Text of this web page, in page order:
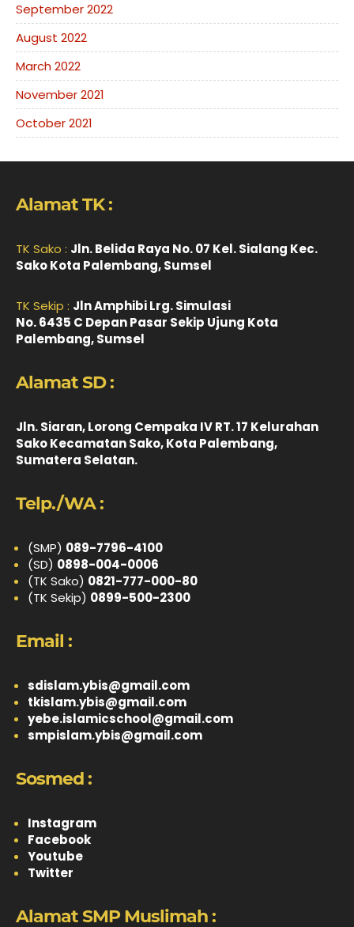
September 2022
August 2022
March 2022
November 2021
October 2021
Alamat TK :
TK Sako : Jln. Belida Raya No. 07 Kel. Sialang Kec.
Sako Kota Palembang, Sumsel
TK Sekip : Jln Amphibi Lrg. Simulasi
No. 6435 C Depan Pasar Sekip Ujung Kota
Palembang, Sumsel
Alamat SD :
Jln. Siaran, Lorong Cempaka IV RT. 17 Kelurahan
Sako Kecamatan Sako, Kota Palembang,
Sumatera Selatan.
Telp./WA :
(SMP) 089-7796-4100
(SD) 0898-004-0006
(TK Sako) 0821-777-000-80
(TK Sekip) 0899-500-2300
Email :
sdislam.ybis@gmail.com
tkislam.ybis@gmail.com
yebe.islamicschool@gmail.com
smpislam.ybis@gmail.com
Sosmed :
Instagram
Facebook
Youtube
Twitter
Alamat SMP Muslimah :